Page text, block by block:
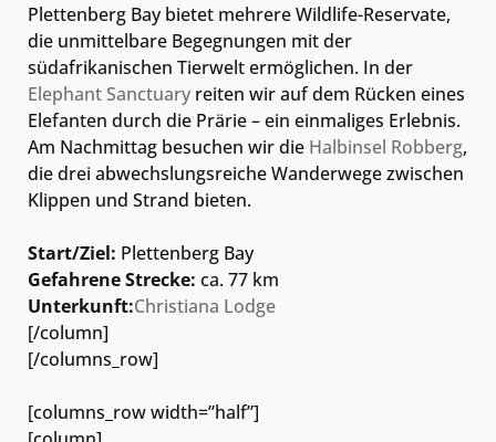
Plettenberg Bay bietet mehrere Wildlife-Reservate,
die unmittelbare Begegnungen mit der
südafrikanischen Tierwelt ermöglichen. In der
Elephant Sanctuary reiten wir auf dem Rücken eines
Elefanten durch die Prärie – ein einmaliges Erlebnis.
Am Nachmittag besuchen wir die Halbinsel Robberg,
die drei abwechslungsreiche Wanderwege zwischen
Klippen und Strand bieten.
Start/Ziel: Plettenberg Bay
Gefahrene Strecke: ca. 77 km
Unterkunft:Christiana Lodge
[/column]
[/columns_row]
[columns_row width=”half”]